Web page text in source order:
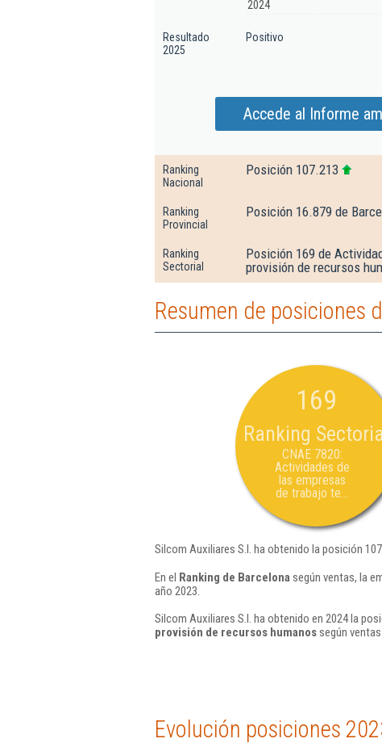
2024
Resultado
2025
Positivo
Accede al Informe
Ranking
Nacional
Posición 107.213
Ranking
Provincial
Posición 16.879 de
Ranking
Sectorial
Posición 169 de
provisión de recursos
Resumen de posiciones
169
Ranking
CNAE 7820:
Actividades de
las empresas
de trabajo te...
Silcom Auxiliares S.l. ha obtenido la posición
En el Ranking de Barcelona según ventas, la
año 2023.
Silcom Auxiliares S.l. ha obtenido en 2024 la
provisión de recursos humanossegún
Evolución posiciones